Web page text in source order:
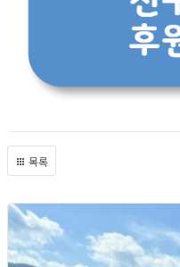
목록